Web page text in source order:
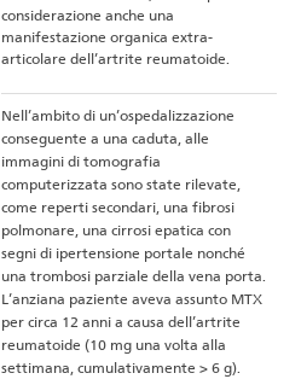
considerazione anche una
manifestazione organica extra-
articolare dell’artrite reumatoide.
Nell’ambito di un’ospedalizzazione
conseguente a una caduta, alle
immagini di tomografia
computerizzata sono state rilevate,
come reperti secondari, una fibrosi
polmonare, una cirrosi epatica con
segni di ipertensione portale nonché
una trombosi parziale della vena porta.
L’anziana paziente aveva assunto MTX
per circa 12 anni a causa dell’artrite
reumatoide (10 mg una volta alla
settimana, cumulativamente > 6 g).